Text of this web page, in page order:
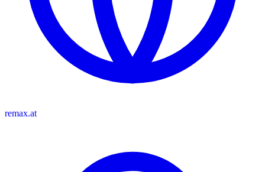
remax.at